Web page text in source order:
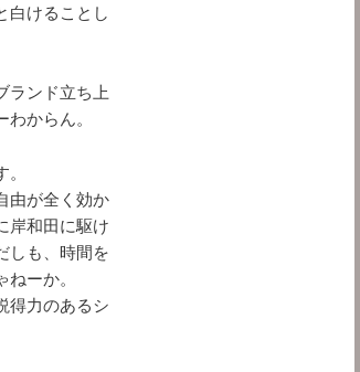
白けることし
ランド立ち上
からん。
由が全く効か
岸和田に駆け
しも、時間を
ーか。
得力のあるシ